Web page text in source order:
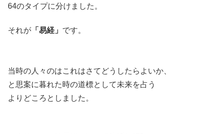
64のタイプに分けました。
それが 「易経」 です。
当時の人々のはこれはさてどうしたらよいか、
と思案に暮れた時の道標として未来を占う
よりどころとしました。